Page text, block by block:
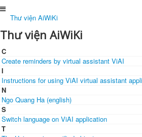
Thư viện AiWiKi
Thư viện AiWiKi
C
Create reminders by virtual assistant ViAI
I
Instructions for using ViAI virtual assistant
N
Ngo Quang Ha (english)
S
Switch language on ViAI application
T